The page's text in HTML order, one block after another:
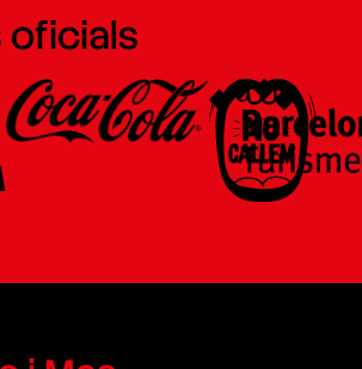
oficials